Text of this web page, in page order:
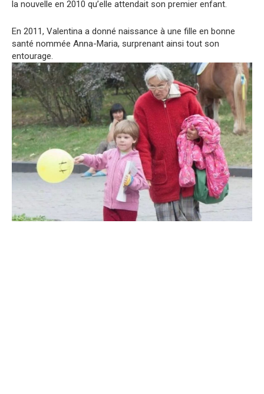
la nouvelle en 2010 qu’elle attendait son premier enfant.
En 2011, Valentina a donné naissance à une fille en bonne
santé nommée Anna-Maria, surprenant ainsi tout son
entourage.